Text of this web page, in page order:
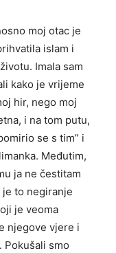
moj otac je
islam i
Imala sam
kako je vrijeme
hir, nego moj
i na tom putu,
se s tim” i
Međutim,
ja ne čestitam
je to negiranje
je veoma
njegove vjere i
Pokušali smo